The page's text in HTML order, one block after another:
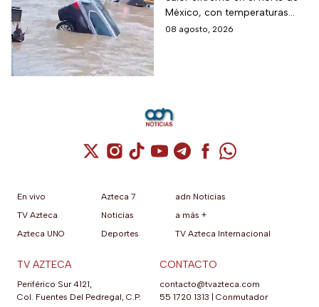
ríos por lluvias
intensas en dos
México, con temperaturas
superiores a 45°C en el
08 agosto, 2026
Cuenta de X / Twitter (se abre en una
Cuenta de Instagram (se abre en una
Cuenta de TikTok (se abre en
Cuenta de YouTube (se abre
Cuenta de Telegram (se
Cuenta de
Cuenta de
En vivo
TV Azteca
Azteca UNO
Azteca 7
Noticias
Deportes
adn Noticias
a más +
TV Azteca Internacional
TV AZTECA
Periférico Sur 4121,
Col. Fuentes Del Pedregal, C.P.
CONTACTO
contacto@tvazteca.com
55 1720 1313
Conmutador